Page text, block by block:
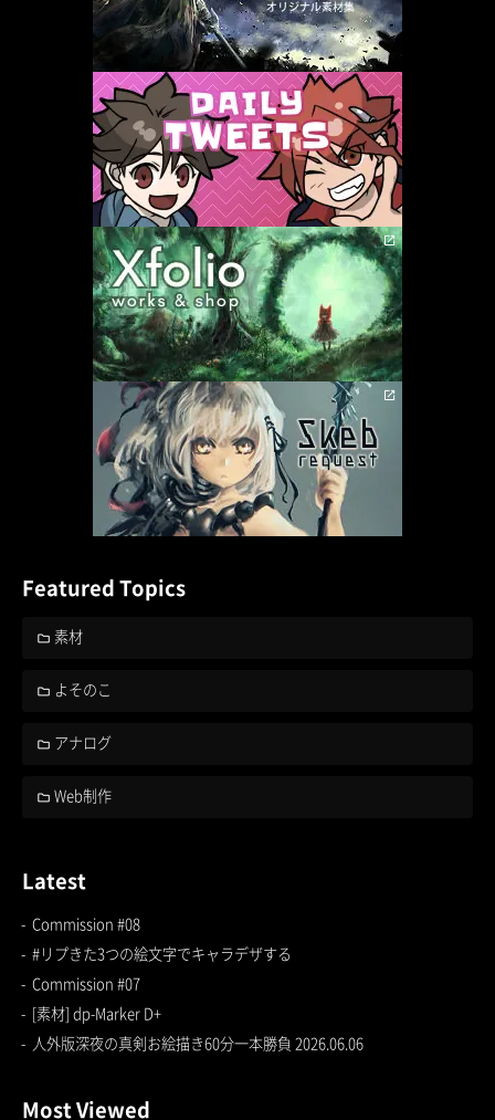
Featured Topics
素材
よそのこ
アナログ
Web制作
Latest
Commission #08
#リプきた3つの絵文字でキャラデザする
Commission #07
[素材] dp-Marker D+
人外版深夜の真剣お絵描き60分一本勝負 2026.06.06
Most Viewed